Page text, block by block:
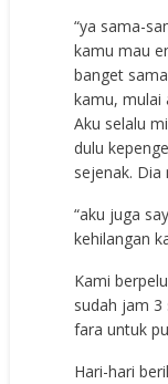
“ya sama-
kamu mau
banget
kamu, mulai
Aku selalu
dulu
sejenak. Dia
“aku juga
kehilangan
Kami
sudah jam 3
fara untuk
Hari-hari